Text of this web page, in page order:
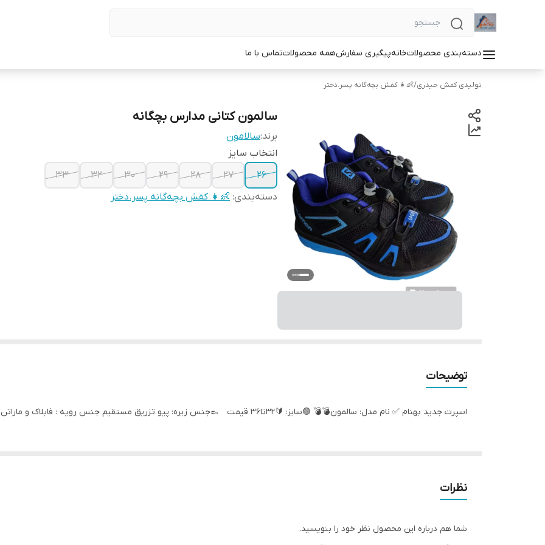
دسته‌بندی محصولاتخانهپیگیری سفارشهمه محصولاتتماس با ما
تولیدی کفش حیدری/👶👧 کفش بچه‌گانه پسر.دختر
سالمون کتانی مدارس بچگانه
برند:سالامون
انتخاب سایز
26
27
28
29
30
32
33
دسته‌بندی: 👶👧 کفش بچه‌گانه پسر.دختر
توضیحات
اسپرت جدید بهنام ✅ نام مدل: سالمون💣💣 🟢سایز: 🔰32تا36 قیمت 👞جنس زیره: پیو تزریق مستقیم جنس رویه : فابلاک و ماراتن کیفیت عالی
نظرات
شما هم درباره این محصول نظر خود را بنویسید.